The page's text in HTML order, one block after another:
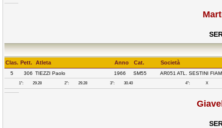
Clas. Pett. Atleta Anno Cat. Società
5 306 TIEZZI Paolo 1966 SM55 AR051 ATL. SESTINI
1°: 29.28 2°: 29.28 3°: 30.40 4°: X